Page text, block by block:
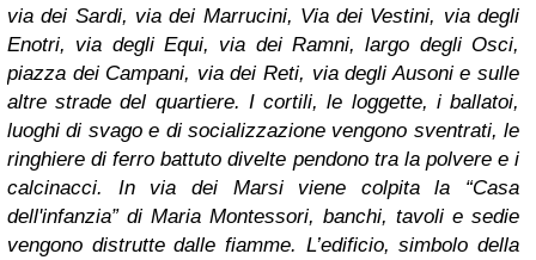
via dei Sardi, via dei Marrucini, Via dei Vestini, via degli
Enotri, via degli Equi, via dei Ramni, largo degli Osci,
piazza dei Campani, via dei Reti, via degli Ausoni e sulle
altre strade del quartiere. I cortili, le loggette, i ballatoi,
luoghi di svago e di socializzazione vengono sventrati, le
ringhiere di ferro battuto divelte pendono tra la polvere e i
calcinacci. In via dei Marsi viene colpita la “Casa
dell'infanzia” di Maria Montessori, banchi, tavoli e sedie
vengono distrutte dalle fiamme. L’edificio, simbolo della